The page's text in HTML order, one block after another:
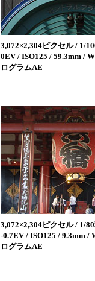
3,072×2,304ピクセル / 1/
0EV / ISO125 / 59.3mm /
ログラムAE
3,072×2,304ピクセル / 1/
-0.7EV / ISO125 / 9.3mm /
ログラムAE